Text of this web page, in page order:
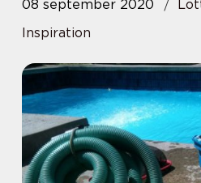
08 september 2020
Inspiration